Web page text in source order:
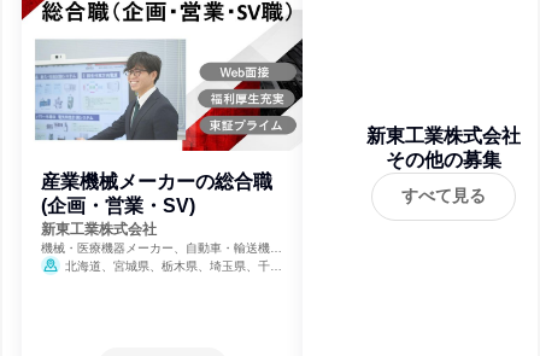
産業機械メーカーの総合職
(企画・営業・SV)
新東工業株式会社
機械・医療機器メーカー、自動車・輸送機器
メーカー、商用・産業用機械サービス
北海道、宮城県、栃木県、埼玉県、千葉
新東工業株式会社
その他の募集
すべて見る